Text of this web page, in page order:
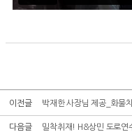
이전글 박재한 사장님 제공_화물
다음글 밀착취재! H&상민 도로연